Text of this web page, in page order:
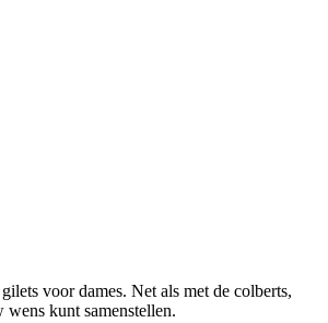
voor dames. Net als met de colberts,
kunt samenstellen.